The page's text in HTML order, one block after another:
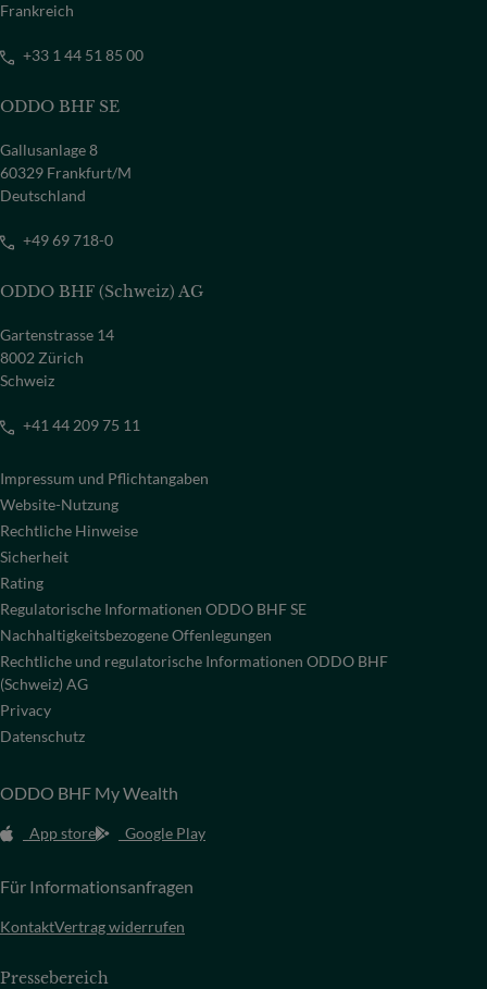
Frankreich
+33 1 44 51 85 00
ODDO BHF SE
Gallusanlage 8
60329 Frankfurt/M
Deutschland
+49 69 718-0
ODDO BHF (Schweiz) AG
Gartenstrasse 14
8002 Zürich
Schweiz
+41 44 209 75 11
Impressum und Pflichtangaben
Website-Nutzung
Rechtliche Hinweise
Sicherheit
Rating
Regulatorische Informationen ODDO BHF SE
Nachhaltigkeitsbezogene Offenlegungen
Rechtliche und regulatorische Informationen ODDO BHF
(Schweiz) AG
Privacy
Datenschutz
ODDO BHF My Wealth
App store Google Play
Für Informationsanfragen
KontaktVertrag widerrufen
Pressebereich